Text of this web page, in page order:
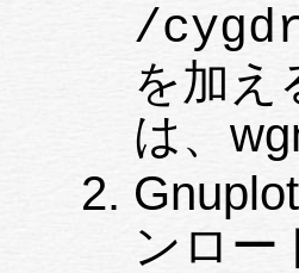
/
を加え
は、
ンロー